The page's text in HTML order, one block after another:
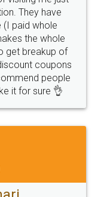
online with
and polite.. i
guys... it
for such